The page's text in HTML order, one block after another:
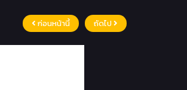
ก่อนหน้านี้ ถัดไป